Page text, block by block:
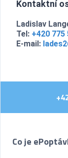
Kontaktní
Ladislav
Tel: +420 775
E-mail:
Co je